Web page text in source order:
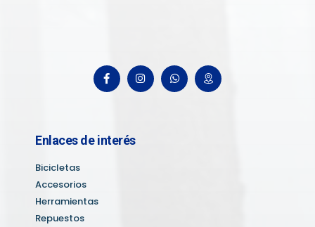
Enlaces de interés
Bicicletas
Accesorios
Herramientas
Repuestos